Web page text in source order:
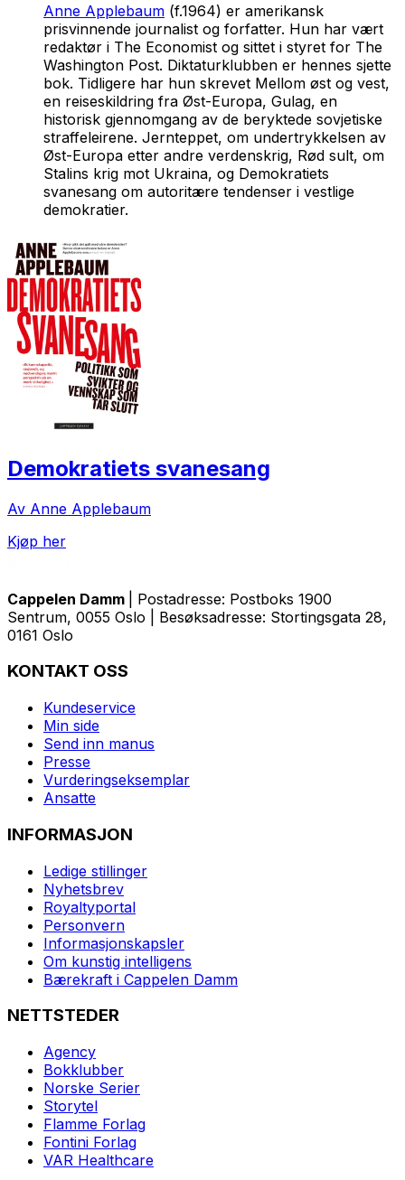
Anne Applebaum (f.1964) er amerikansk
prisvinnende journalist og forfatter. Hun har vært
redaktør i The Economist og sittet i styret for The
Washington Post. Diktaturklubben er hennes sjette
bok. Tidligere har hun skrevet Mellom øst og vest,
en reiseskildring fra Øst-Europa, Gulag, en
historisk gjennomgang av de beryktede sovjetiske
straffeleirene. Jernteppet, om undertrykkelsen av
Øst-Europa etter andre verdenskrig, Rød sult, om
Stalins krig mot Ukraina, og Demokratiets
svanesang om autoritære tendenser i vestlige
demokratier.
Demokratiets svanesang
Av Anne Applebaum
Kjøp her
Cappelen Damm
| Postadresse: Postboks 1900
Sentrum, 0055 Oslo | Besøksadresse: Stortingsgata 28,
0161 Oslo
KONTAKT OSS
Kundeservice
Min side
Send inn manus
Presse
Vurderingseksemplar
Ansatte
INFORMASJON
Ledige stillinger
Nyhetsbrev
Royaltyportal
Personvern
Informasjonskapsler
Om kunstig intelligens
Bærekraft i Cappelen Damm
NETTSTEDER
Agency
Bokklubber
Norske Serier
Storytel
Flamme Forlag
Fontini Forlag
VAR Healthcare